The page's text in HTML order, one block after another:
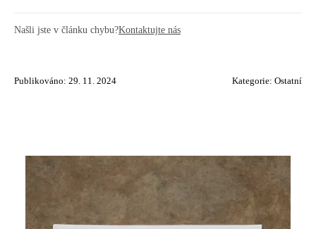
Našli jste v článku chybu?Kontaktujte nás
Publikováno: 29. 11. 2024 Kategorie: Ostatní